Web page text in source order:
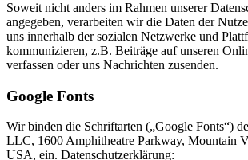
Soweit nicht anders im Rahmen unserer
angegeben, verarbeiten wir die Daten der
uns innerhalb der sozialen Netzwerke und
kommunizieren, z.B. Beiträge auf unseren
verfassen oder uns Nachrichten zusenden.
Google Fonts
Wir binden die Schriftarten („Google Fonts“)
LLC, 1600 Amphitheatre Parkway, Mountain
USA, ein. Datenschutzerklärung: